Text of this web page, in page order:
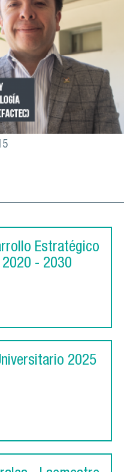
Estratégico
2020 - 2030
2025